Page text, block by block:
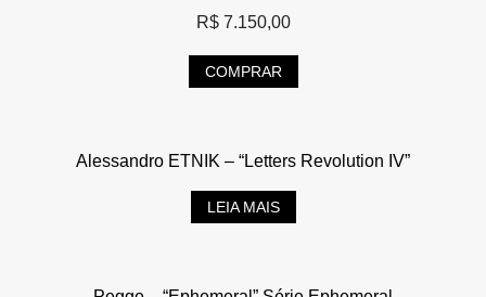
R$7.150,00
COMPRAR
Alessandro ETNIK – “Letters Revolution IV”
LEIA MAIS